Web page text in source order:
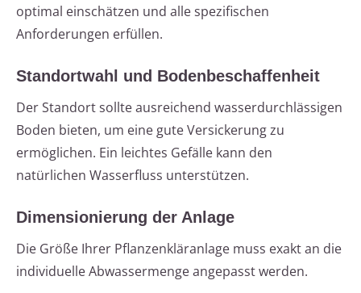
optimal einschätzen und alle spezifischen
Anforderungen erfüllen.
Standortwahl und Bodenbeschaffenheit
Der Standort sollte ausreichend wasserdurchlässigen
Boden bieten, um eine gute Versickerung zu
ermöglichen. Ein leichtes Gefälle kann den
natürlichen Wasserfluss unterstützen.
Dimensionierung der Anlage
Die Größe Ihrer Pflanzenkläranlage muss exakt an die
individuelle Abwassermenge angepasst werden.